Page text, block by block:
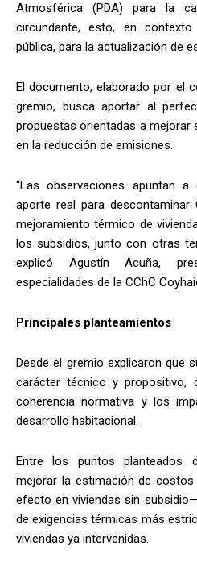
Atmosférica (PDA) para la
circundante, esto, en
pública, para la actualización de
El documento, elaborado por el
gremio, busca aportar al
propuestas orientadas a mejorar
en la reducción de emisiones.
“Las observaciones apuntan
aporte real para descontaminar
mejoramiento térmico de
los subsidios, junto con otras
explicó Agustín Acuña,
especialidades de la CChC
Principales planteamientos
Desde el gremio explicaron que
carácter técnico y propositivo,
coherencia normativa y los
desarrollo habitacional.
Entre los puntos planteados
mejorar la estimación de
efecto en viviendas sin
de exigencias térmicas más
viviendas ya intervenidas.